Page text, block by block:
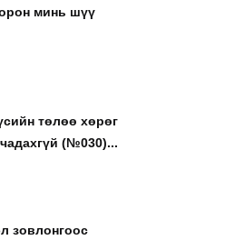
орон минь шүү
төлөө хөрөг
(№030)...
зовлонгоос